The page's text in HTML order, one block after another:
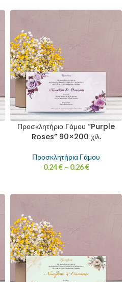
Προσκλητήριο Γάμου “Purple
Roses” 90×200 χιλ.
Προσκλητήρια Γάμου
0.24€ – 0.26€